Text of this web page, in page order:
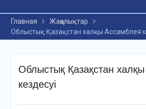
«Мемлекеттік тіл –
Тәуелсіздік символы»
облыстық байқауы
Главная
Жаңалықтар
Облыстық Қазақстан халқы Ассамблея
Облыстық Қазақстан
кездесуі